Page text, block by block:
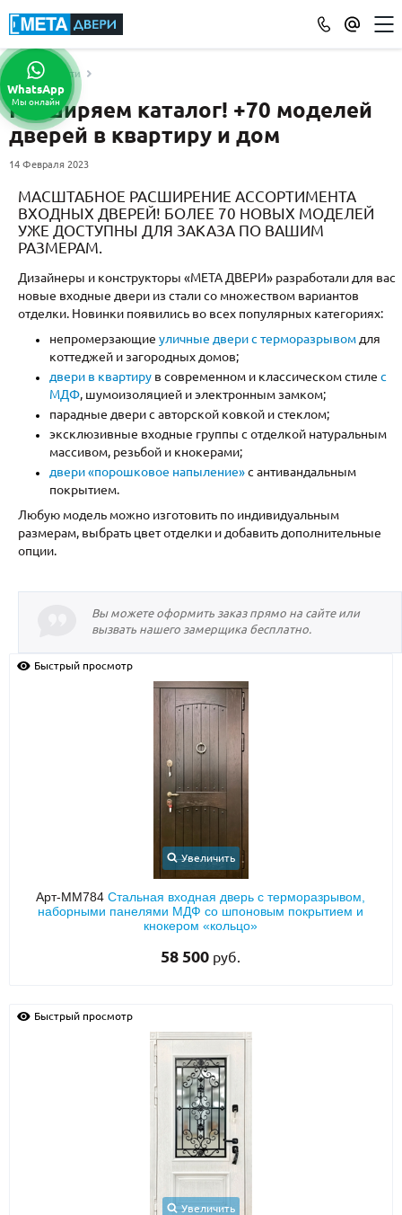
КАТАЛОГ ДВЕРЕЙ
ПО ОТДЕЛКЕ
МДФ(865)
Порошковое напыление
Ламинат (21)
Массив (52)
МДФ наборный (58)
С зеркалом
С выдавленным рисунком(35)
С металлобагетом(571)
Белые(108)
С геометрическим рисунком(46)
ПО НАЗНАЧЕНИЮ
ПО ОСОБЕННОСТЯМ
ПО КОНСТРУКЦИИ
ДВЕРИ С ТЕРМОРАЗРЫВОМ
Металлические двери от производителя с доставкой и установкой в
Москве и МО
ПН-СБ - с 9:00 до 21:00, ВС - до 19:00
+7 (495) 411-44-41
INFO@META-M.RU
ЗАПРОСИТЬ РАСЧЕТ
Распродажа
Записаться на замер
Новости
Расширяем каталог! +70 моделей
дверей в квартиру и дом
14 Февраля 2023
МАСШТАБНОЕ РАСШИРЕНИЕ АССОРТИМЕНТА
ВХОДНЫХ ДВЕРЕЙ! БОЛЕЕ 70 НОВЫХ МОДЕЛЕЙ
УЖЕ ДОСТУПНЫ ДЛЯ ЗАКАЗА ПО ВАШИМ
РАЗМЕРАМ.
Дизайнеры и конструкторы «МЕТА ДВЕРИ» разработали для вас
новые входные двери из стали со множеством вариантов
отделки. Новинки появились во всех популярных категориях:
непромерзающие уличные двери с терморазрывом для
коттеджей и загородных домов;
двери в квартиру в современном и классическом стиле с
МДФ, шумоизоляцией и электронным замком;
парадные двери с авторской ковкой и стеклом;
эксклюзивные входные группы с отделкой натуральным
массивом, резьбой и кнокерами;
двери «порошковое напыление»с антивандальным
покрытием.
Любую модель можно изготовить по индивидуальным
размерам, выбрать цвет отделки и добавить дополнительные
опции.
Вы можете оформить заказ прямо на сайте или
вызвать нашего замерщика бесплатно.
Быстрый просмотр
Увеличить
Арт-ММ784Стальная входная дверь с терморазрывом,
наборными панелями МДФ со шпоновым покрытием и
кнокером «кольцо»
58 500 руб.
Быстрый просмотр
Увеличить
WhatsApp
Мы онлайн